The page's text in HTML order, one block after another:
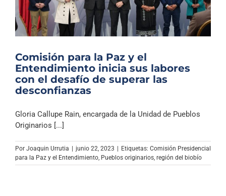
Comisión para la Paz y el
Entendimiento inicia sus labores
con el desafío de superar las
desconfianzas
Gloria Callupe Rain, encargada de la Unidad de Pueblos
Originarios [...]
Por Joaquin Urrutia | junio 22, 2023 | Etiquetas: Comisión Presidencial
para la Paz y el Entendimiento Pueblos originarios región del biobío